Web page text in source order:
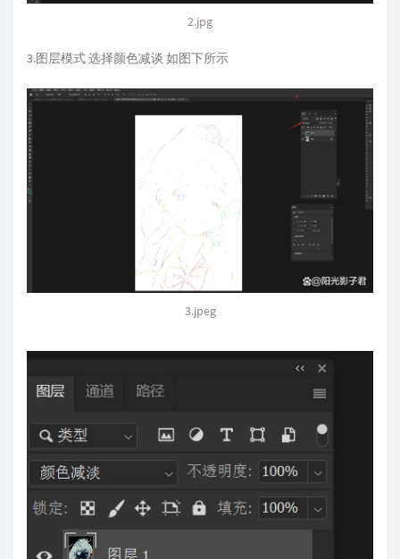
2.jpg
3.图层模式 选择颜色减谈 如图下所示
3.jpeg